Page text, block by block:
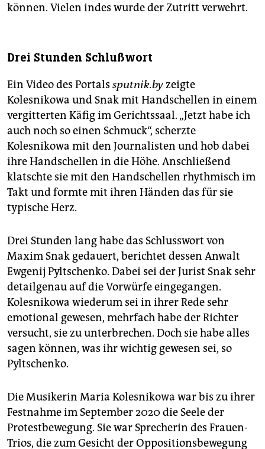
können. Vielen indes wurde der Zutritt verwehrt.
Drei Stunden Schlußwort
Ein Video des Portals sputnik.byzeigte
Kolesnikowa und Snak mit Handschellen in einem
vergitterten Käfig im Gerichtssaal. „Jetzt habe ich
auch noch so einen Schmuck“, scherzte
Kolesnikowa mit den Journalisten und hob dabei
ihre Handschellen in die Höhe. Anschließend
klatschte sie mit den Handschellen rhythmisch im
Takt und formte mit ihren Händen das für sie
typische Herz.
Drei Stunden lang habe das Schlusswort von
Maxim Snak gedauert, berichtet dessen Anwalt
Ewgenij Pyltschenko. Dabei sei der Jurist Snak sehr
detailgenau auf die Vorwürfe eingegangen.
Kolesnikowa wiederum sei in ihrer Rede sehr
emotional gewesen, mehrfach habe der Richter
versucht, sie zu unterbrechen. Doch sie habe alles
sagen können, was ihr wichtig gewesen sei, so
Pyltschenko.
Die Musikerin Maria Kolesnikowa war bis zu ihrer
Festnahme im September 2020 die Seele der
Protestbewegung. Sie war Sprecherin des Frauen-
Trios, die zum Gesicht der Oppositionsbewegung